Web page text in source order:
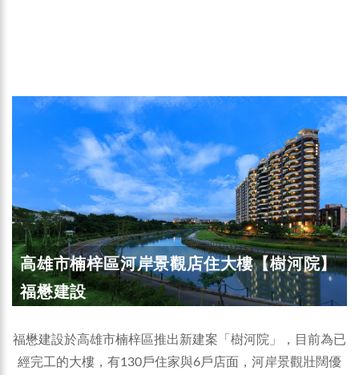
高雄市楠梓區河岸景觀店住大樓【樹河院】
福懋建設
福懋建設於高雄市楠梓區推出新建案「樹河院」，目前為已
經完工的大樓，有130戶住家與6戶店面，河岸景觀壯闊優